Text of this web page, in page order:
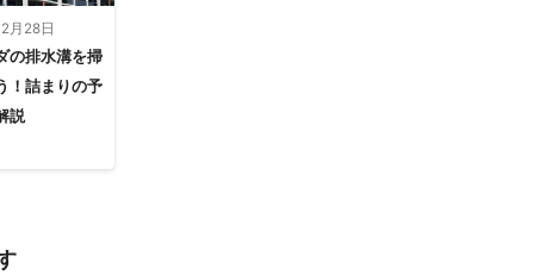
月28日
の排水溝を掃
！詰まりの予
説